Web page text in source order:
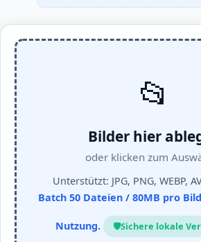
📂
Bilder hier
oder klicken zum
Unterstützt: JPG, PNG, WEBP,
Batch 50 Dateien / 80ΜΒ pro
Nutzung. 🛡️Sichere lokale